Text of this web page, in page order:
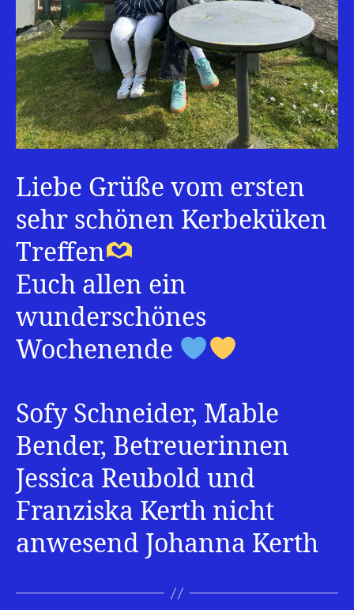
Liebe Grüße vom ersten
sehr schönen Kerbeküken
Treffen
Euch allen ein
wunderschönes
Wochenende
Sofy Schneider, Mable
Bender, Betreuerinnen
Jessica Reubold und
Franziska Kerth nicht
anwesend Johanna Kerth